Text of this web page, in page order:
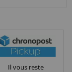
Il vous reste